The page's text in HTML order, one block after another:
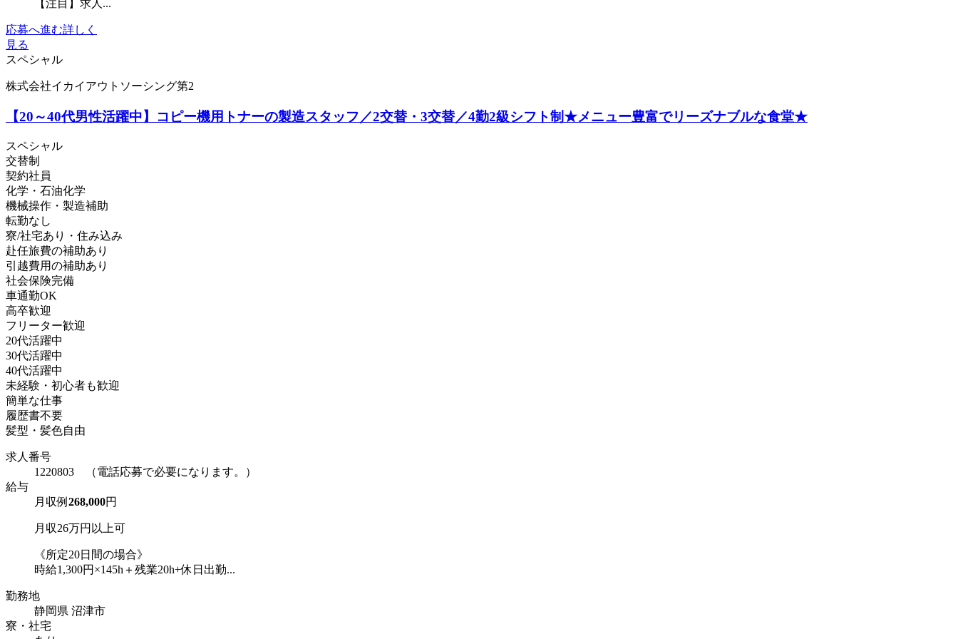
【注目】求人...
応募へ進む詳しく
見る
スペシャル
株式会社イカイアウトソーシング第2
【20～40代男性活躍中】コピー機用トナーの製造スタッフ／2交替・3交替／4勤2級シフト制★メニュー豊富でリーズナブルな食堂★
スペシャル
交替制
契約社員
化学・石油化学
機械操作・製造補助
転勤なし
寮/社宅あり・住み込み
赴任旅費の補助あり
引越費用の補助あり
社会保険完備
車通勤OK
高卒歓迎
フリーター歓迎
20代活躍中
30代活躍中
40代活躍中
未経験・初心者も歓迎
簡単な仕事
履歴書不要
髪型・髪色自由
求人番号
1220803 （電話応募で必要になります。）
給与
月収例 268,000円
月収26万円以上可
《所定20日間の場合》
時給1,300円×145h＋残業20h+休日出勤...
勤務地
静岡県 沼津市
寮・社宅